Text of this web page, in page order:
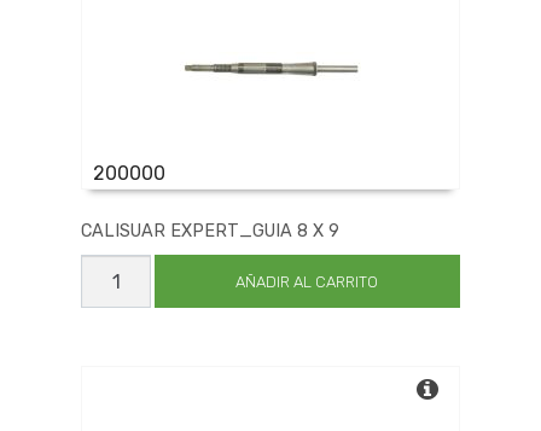
200000
CALISUAR EXPERT_GUIA 8 X 9
CALISUAR
EXPERT_GUIA
8
AÑADIR AL CARRITO